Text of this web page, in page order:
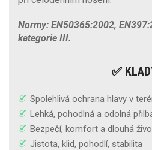
Normy: EN50365:2002,
kategorie III.
✅
Spolehlivá ochrana hlavy v
Lehká, pohodlná a odolná
Bezpečí, komfort a dlouhá
Jistota, klid, pohodlí, stabilita